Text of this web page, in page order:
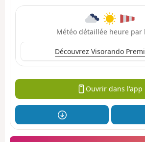
Météo détaillée heure par
Découvrez Visorando
Ouvrir dans l'app